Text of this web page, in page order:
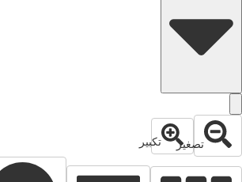
تصغير تكبير